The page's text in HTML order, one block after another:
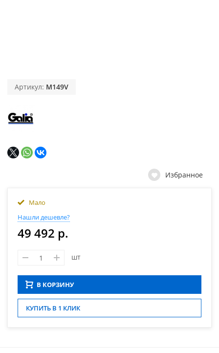
Артикул: M149V
Избранное
Мало
Нашли дешевле?
49 492 р.
шт
В КОРЗИНУ
КУПИТЬ В 1 КЛИК